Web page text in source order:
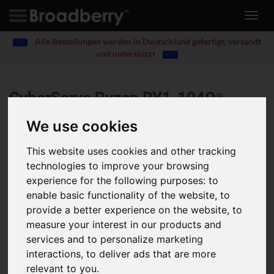
We use cookies
This website uses cookies and other tracking
technologies to improve your browsing
experience for the following purposes:to
enable basic functionality of the website,to
provide a better experience on the website,to
measure your interest in our products and
services and to personalize marketing
interactions,to deliver ads that are more
relevant to you.
Alle Bestellungen werden in Deutschland gefertigt, versandt
und unterstützt
CyberServe Ryzen RY1-104Q®
Single AMD Ryzen 7000 series processor, Supports 1x
(Broadcom® BCM57416) & 2x 1Gb/s LAN ports
(Broadcom® BCM5720), Dual 800W Redundant PSU,
4x 3.5" SATA & 4x 2.5" SATA hot-swappable drive bays.
Single AMD Ryzen 7000 series processor
Supports 1x Double slot Gen5 GPU card
1x FHFL PCIe Gen5 x16 slot for GPUs
1x FHHL PCIe Gen4 x4 slot
1x M.2 (2280/22110), PCIe Gen4 x4, from FCH